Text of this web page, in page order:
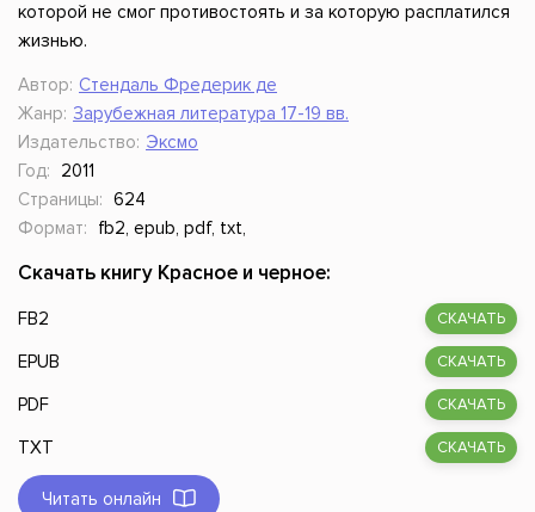
которой не смог противостоять и за которую расплатился
жизнью.
Автор: Стендаль Фредерик де
Жанр: Зарубежная литература 17-19 вв.
Издательство: Эксмо
Год:
2011
Страницы: 624
Формат:
fb2, epub, pdf, txt,
Скачать книгу Красное и черное:
FB2 СКАЧАТЬ
EPUB СКАЧАТЬ
PDF СКАЧАТЬ
TXT СКАЧАТЬ
Читать онлайн